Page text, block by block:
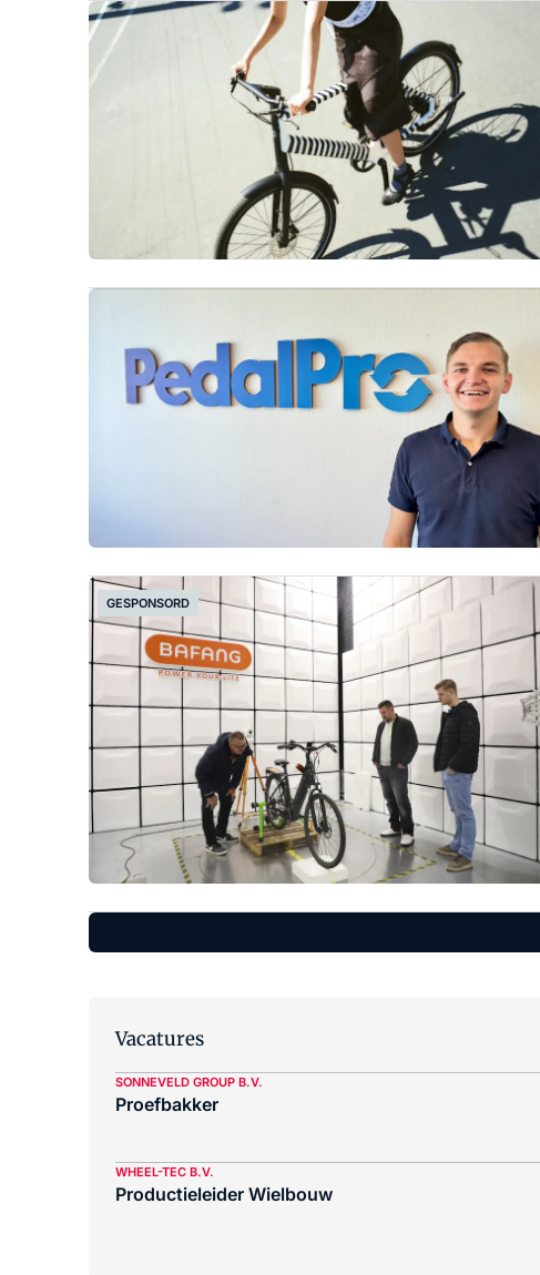
GESPONSORD
Vacatures
SONNEVELD GROUP B.V.
Proefbakker
WHEEL-TEC B.V.
Productieleider Wielbouw